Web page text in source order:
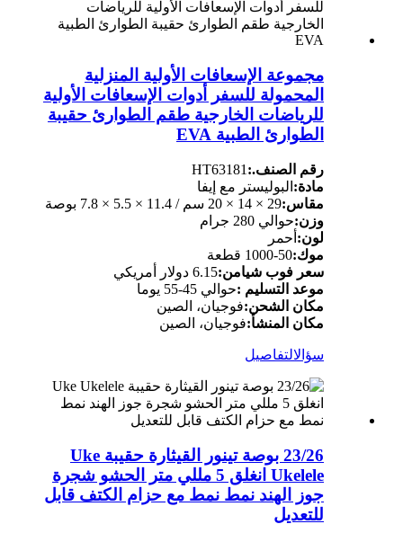
مجموعة الإسعافات الأولية المنزلية
المحمولة للسفر أدوات الإسعافات الأولية
للرياضات الخارجية طقم الطوارئ حقيبة
الطوارئ الطبية EVA
رقم الصنف.: HT63181
مادة: البوليستر مع إيفا
مقاس:29 × 14 × 20 سم / 11.4 × 5.5 × 7.8 بوصة
وزن:حوالي 280 جرام
لون: أحمر
موك:50-1000 قطعة
سعر فوب شيامن:6.15 دولار أمريكي
موعد التسليم :حوالي 45-55 يوما
مكان الشحن:فوجيان، الصين
مكان المنشأ:فوجيان، الصين
سؤالالتفاصيل
23/26 بوصة تينور القيثارة حقيبة Uke
Ukelele انغلق 5 مللي متر الحشو شجرة
جوز الهند نمط نمط مع حزام الكتف قابل
للتعديل